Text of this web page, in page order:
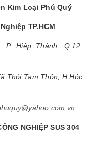
Loại Phú Quý
TP.HCM
P. Hiệp Thành, Q.12,
Thới Tam Thôn, H.Hóc
NGHIỆP SUS 304